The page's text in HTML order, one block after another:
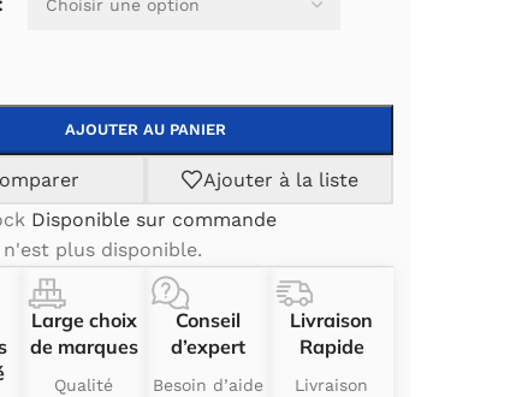
AJOUTER AU PANIER
Ajouter à la liste
Disponible sur commande
plus disponible.
Large choix
de marques
Qualité
Conseil
d’expert
Besoin d’aide
Livraison
Rapide
Livraison